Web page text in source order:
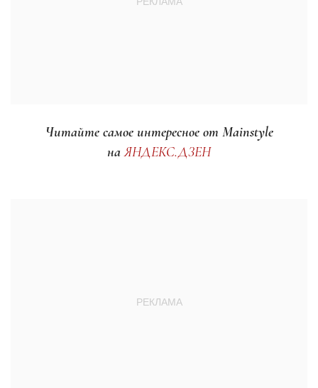
Читайте самое интересное от Mainstyle
наЯНДЕКС.ДЗЕН